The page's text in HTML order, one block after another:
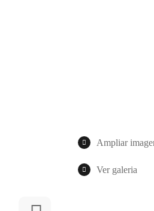
Ampliar
Ver galeria